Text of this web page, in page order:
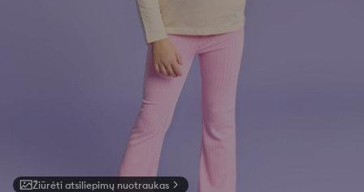
Žiūrėti atsiliepimų nuotraukas